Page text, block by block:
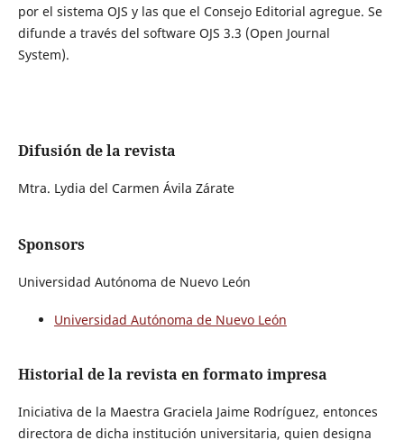
por el sistema OJS y las que el Consejo Editorial agregue. Se
difunde a través del software OJS 3.3 (Open Journal
System).
Difusión de la revista
Mtra. Lydia del Carmen Ávila Zárate
Sponsors
Universidad Autónoma de Nuevo León
Universidad Autónoma de Nuevo León
Historial de la revista en formato impresa
Iniciativa de la Maestra Graciela Jaime Rodríguez, entonces
directora de dicha institución universitaria, quien designa